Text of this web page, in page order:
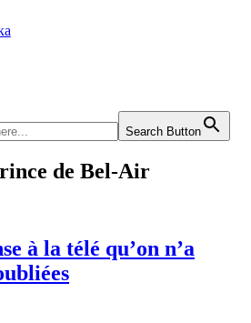
Search Button
de Bel-Air
à la télé qu’on n’a